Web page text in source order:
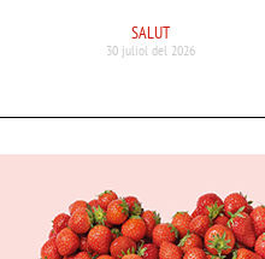
SALUT
30 juliol del 2026